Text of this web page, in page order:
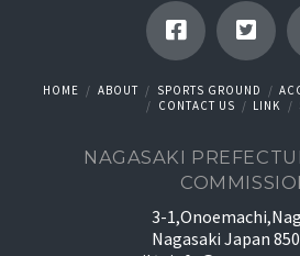
HOME ABOUT SPORTS GROUND
CONTACT US
LINK
NAGASAKI
3-
Nagasaki Japan